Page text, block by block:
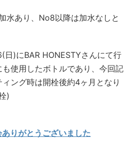
水あり、No8以降は加水なしと
)にBAR HONESTYさんにて行
使用したボトルであり、今回記
ング時は開栓後約4ヶ月となり
)
りがとうございました